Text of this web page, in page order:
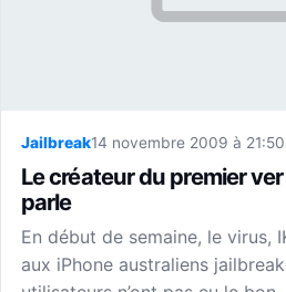
Jailbreak14 novembre 2009 à 21:50
Le créateur du premier
parle
En début de semaine, le virus,
aux iPhone australiens